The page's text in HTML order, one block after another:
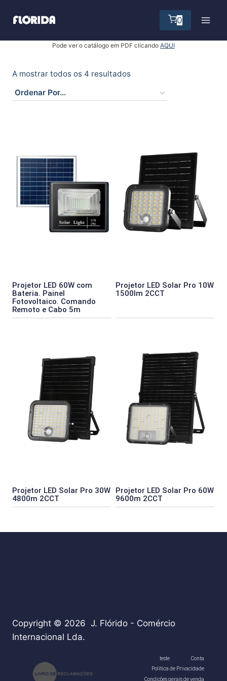
0
Pode ver o catálogo em PDF clicando AQUI
A mostrar todos os 4 resultados
Projetor LED 60W com
Bateria. Painel
Fotovoltaico. Comando
Remoto e Cabo 5m
Projetor LED Solar Pro 10W
1500lm 2CCT
Projetor LED Solar Pro 30W
4800m 2CCT
Projetor LED Solar Pro 60W
9600m 2CCT
Copyright © 2026 J. Flórido - Comércio
Internacional Lda.
teste
Conta
Política de Privacidade
Condições gerais de venda